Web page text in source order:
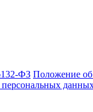
ФЗ Положение об